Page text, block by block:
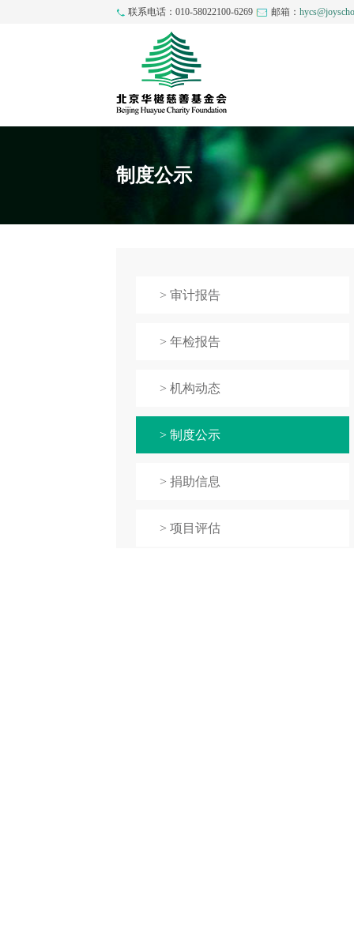
联系电话：010-58022100-6269 邮箱：
制度公示
> 审计报告
> 年检报告
> 机构动态
> 制度公示
> 捐助信息
> 项目评估